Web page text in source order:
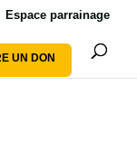
Espace parrainage
UN DON